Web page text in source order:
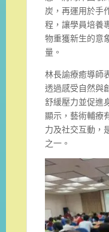
炭，再運用於手
程，讓學員培養
物重獲新生的意
量。
林長諭療癒導師
透過感受自然與
舒緩壓力並促進
顯示，藝術輔療
力及社交互動，
之一。